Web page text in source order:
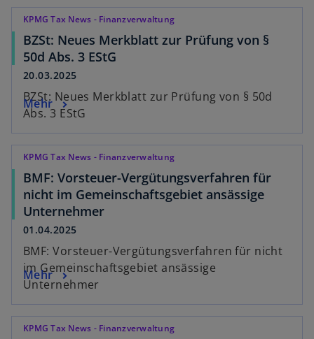
KPMG Tax News - Finanzverwaltung
BZSt: Neues Merkblatt zur Prüfung von §
50d Abs. 3 EStG
20.03.2025
BZSt: Neues Merkblatt zur Prüfung von § 50d
Abs. 3 EStG
Mehr
KPMG Tax News - Finanzverwaltung
BMF: Vorsteuer-Vergütungsverfahren für
nicht im Gemeinschaftsgebiet ansässige
Unternehmer
01.04.2025
BMF: Vorsteuer-Vergütungsverfahren für nicht
im Gemeinschaftsgebiet ansässige
Unternehmer
Mehr
KPMG Tax News - Finanzverwaltung